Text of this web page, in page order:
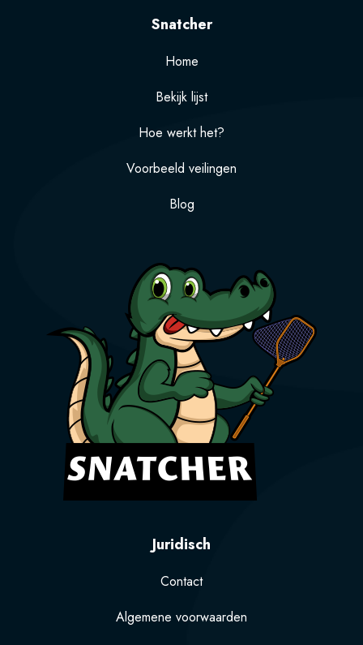
Snatcher
Home
Bekijk lijst
Hoe werkt het?
Voorbeeld veilingen
Blog
Juridisch
Contact
Algemene voorwaarden